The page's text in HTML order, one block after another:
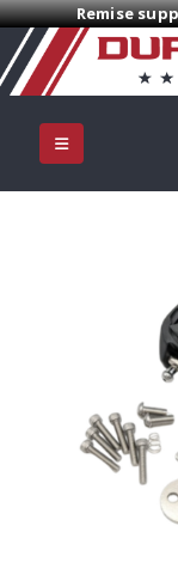
Remise